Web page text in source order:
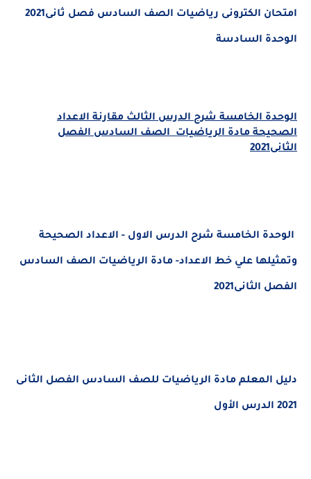
امتحان الكترونى رياضيات الصف السادس فصل ثانى2021
الوحدة السادسة
الوحدة الخامسة شرح الدرس الثالث مقارنة الاعداد
الصحيحة مادة الرياضيات الصف السادس الفصل
الثانى2021
الوحدة الخامسة شرح الدرس الاول - الاعداد الصحيحة
وتمثيلها علي خط الاعداد- مادة الرياضيات الصف السادس
الفصل الثانى2021
دليل المعلم مادة الرياضيات للصف السادس الفصل الثانى
2021 الدرس الأول